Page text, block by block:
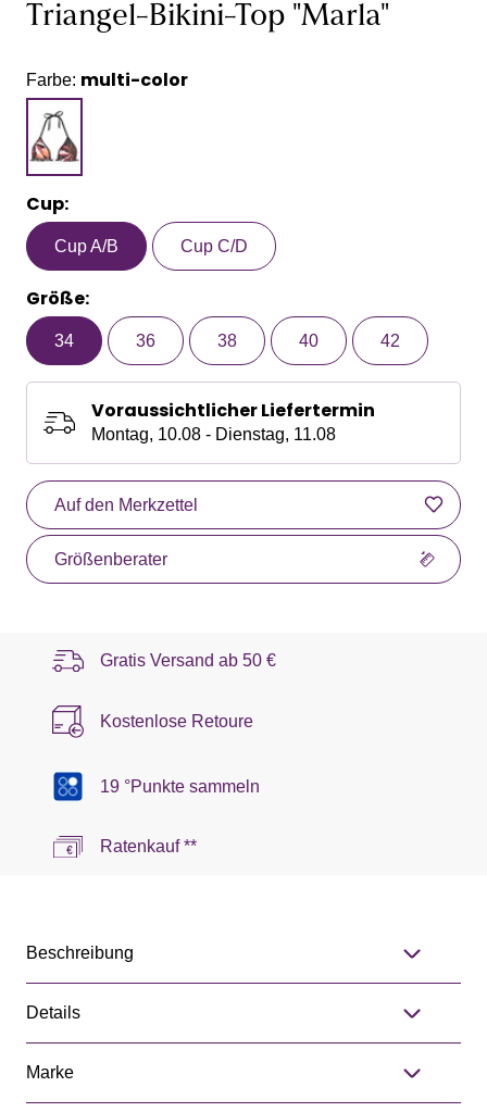
Triangel-Bikini-Top "Marla"
Farbe: multi-color
Cup:
Cup A/B Cup C/D
Größe:
34 36 38 40 42
Voraussichtlicher Liefertermin
Montag, 10.08 - Dienstag, 11.08
Auf den Merkzettel
Größenberater
Gratis Versand ab 50 €
Kostenlose Retoure
19 °Punkte sammeln
Ratenkauf **
Beschreibung
Details
Marke